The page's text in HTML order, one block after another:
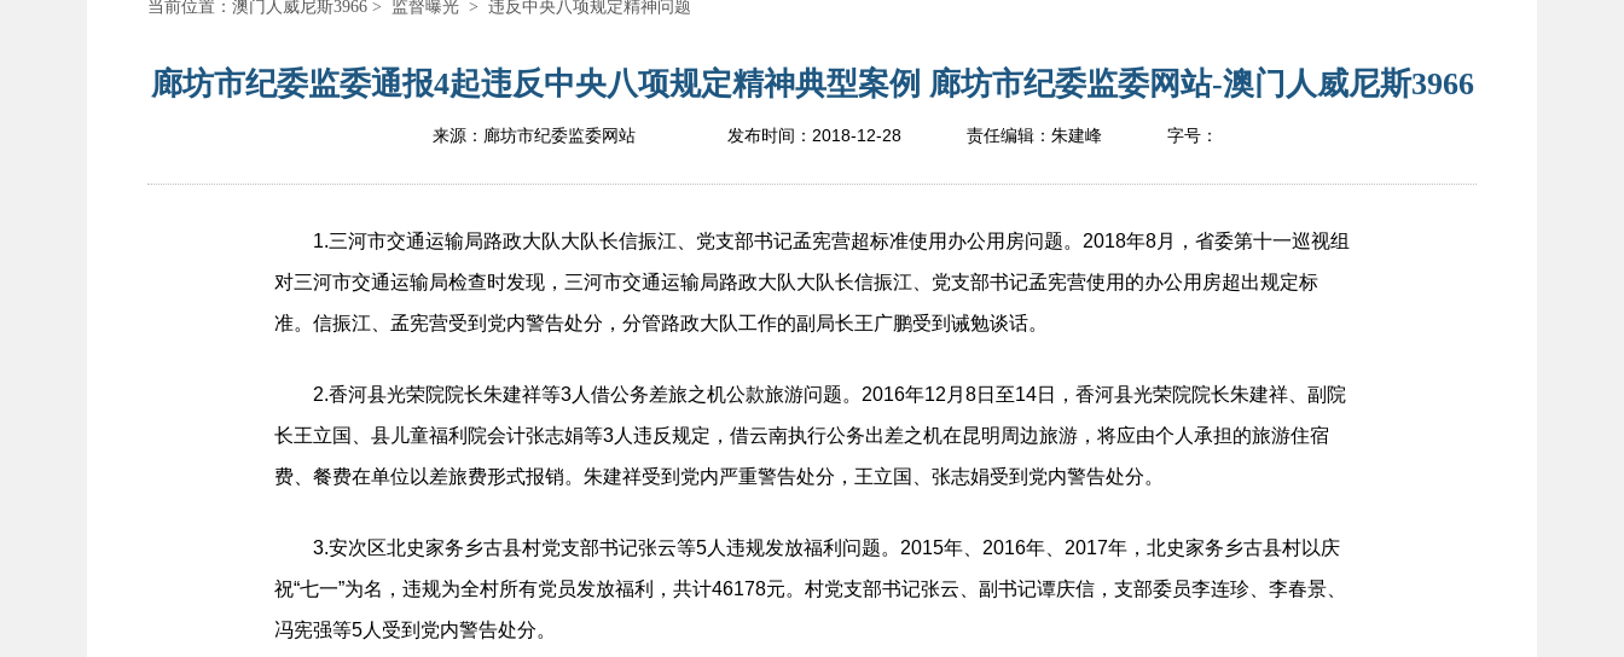
当前位置： 澳门人威尼斯3966 > 监督曝光 > 违反中央八项规定精神问题
廊坊市纪委监委通报4起违反中央八项规定精神典型案例 廊坊市纪委监委网站-澳门人威尼斯3966
来源：廊坊市纪委监委网站 发布时间： 2018-12-28 责任编辑： 朱建峰 字号：
1.三河市交通运输局路政大队大队长信振江、党支部书记孟宪营超标准使用办公用房问题。2018年8月，省委第十一巡视组
对三河市交通运输局检查时发现，三河市交通运输局路政大队大队长信振江、党支部书记孟宪营使用的办公用房超出规定标
准。信振江、孟宪营受到党内警告处分，分管路政大队工作的副局长王广鹏受到诫勉谈话。
2.香河县光荣院院长朱建祥等3人借公务差旅之机公款旅游问题。2016年12月8日至14日，香河县光荣院院长朱建祥、副院
长王立国、县儿童福利院会计张志娟等3人违反规定，借云南执行公务出差之机在昆明周边旅游，将应由个人承担的旅游住宿
费、餐费在单位以差旅费形式报销。朱建祥受到党内严重警告处分，王立国、张志娟受到党内警告处分。
3.安次区北史家务乡古县村党支部书记张云等5人违规发放福利问题。2015年、2016年、2017年，北史家务乡古县村以庆
祝“七一”为名，违规为全村所有党员发放福利，共计46178元。村党支部书记张云、副书记谭庆信，支部委员李连珍、李春景、
冯宪强等5人受到党内警告处分。